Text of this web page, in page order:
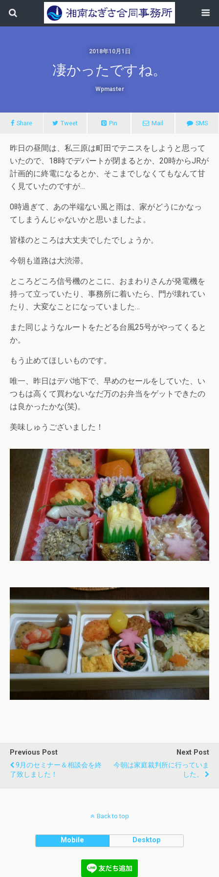
2018年10月1日
凄かったですね。
Wpmaster
Share Tweet Pin Mail SMS
昨日の昼間は、私三原は町田でテニスをしようと思って
いたので、18時でデパートが閉まるとか、20時からJRが
計画的に終電になるとか、そこまでしなくてもなんて甘
く見ていたのですが…
0時過ぎて、あの半端ない風と雨は、家がどうにかなっ
てしまうんじゃないかと思いましたよ。
皆様のところは大丈夫でしたでしょうか。
今朝も道路は大渋滞。
ところどころ信号機のとこに、おまわりさんが発電機を
持って立っていたり、事務所に着いたら、門が壊れてい
たり、大変なことになっていました…
また同じようなルートをたどる台風25号がやってくると
か。
もう止めてほしいものです。
唯一、昨日はデパ地下で、早めのセールをしていた、い
つもは高くて買わないなだ万のお弁当をゲットできたの
は良かったかな(笑)。
美味しゅうございました！
Previous Post
9月のセミナー＆相談会を終
了致しました！
Next Post
今朝は家庭裁判所に行っていま
した。
Back to top
Mobile Desktop